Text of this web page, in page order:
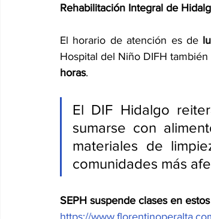
Rehabilitación Integral de
El horario de atención es de
Hospital del Niño DIFH
horas.
El DIF Hidalgo
sumarse con
materiales de
comunidades más
SEPH suspende clases en
https://